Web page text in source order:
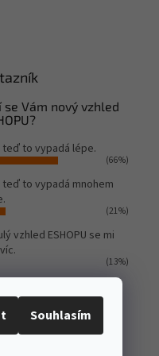
Souhlasím
se Vám nový vzhled
teď to vypadá lépe.
(66%)
teď to vypadá mnohem
(21%)
vzhled ESHOPU se mi
(13%)